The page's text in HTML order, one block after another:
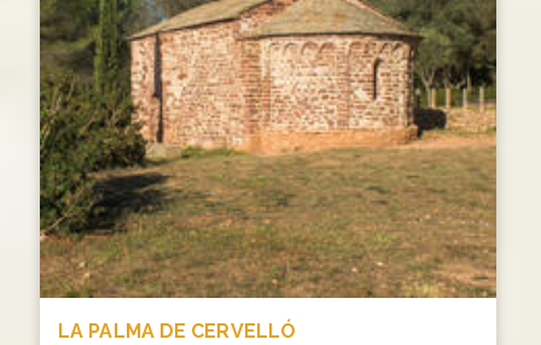
LA PALMA DE CERVELLÓ